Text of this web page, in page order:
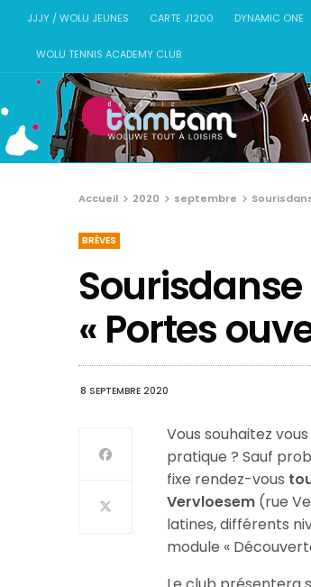
JJJY / WOLU JEUNES CARTE J1200 DYNAMIC ONE
WOLU TENNIS ACADEMY CLUB
Accueil 2020 septembre
BRÈVES
« Portes
8 SEPTEMBRE 2020
Vous souhaitez
pratique ? Sauf
fixe rendez-vous
Vervloesem (rue
latines, différents
module «